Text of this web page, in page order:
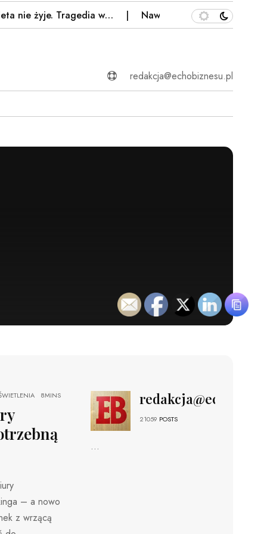
Tragedia w… Nawrocki napisze prawicy program na
redakcja@echobiznesu.pl
8MINS
– a nowo
z wrzącą
21059 POSTS
...